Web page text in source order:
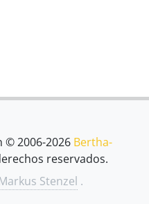
© 2006-2026 Bertha-
reservados.
Stenzel .